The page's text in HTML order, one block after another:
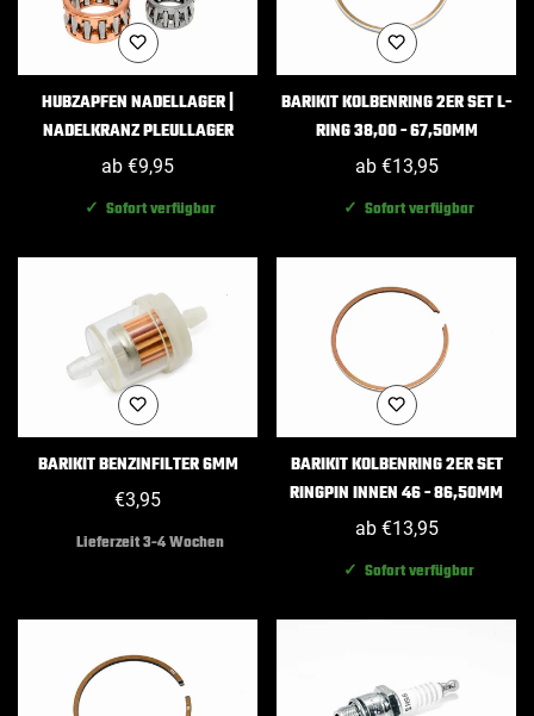
HUBZAPFEN NADELLAGER |
NADELKRANZ PLEULLAGER
Regulärer
ab €9,95
✓ Sofort verfügbar
BARIKIT KOLBENRING 2ER SET L-
RING 38,00 - 67,50MM
Regulärer
ab €13,95
✓ Sofort verfügbar
BARIKIT BENZINFILTER 6MM
Regulärer
€3,95
Lieferzeit 3-4 Wochen
BARIKIT KOLBENRING 2ER SET
RINGPIN INNEN 46 - 86,50MM
Regulärer
ab €13,95
✓ Sofort verfügbar